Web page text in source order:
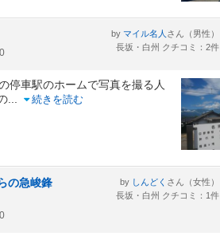
0
by マイル名人 さん（男性）
長坂・白州 クチコミ：2件
停車駅のホームで写真を撮る人
続きを読む
の急峻鋒
0
by しんどく さん（女性）
長坂・白州 クチコミ：1件